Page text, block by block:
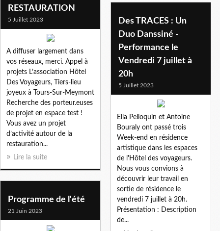
RESTAURATION
5 Juillet 2023
A diffuser largement dans
vos réseaux, merci. Appel à
projets L’association Hôtel
Des Voyageurs, Tiers-lieu
joyeux à Tours-Sur-Meymont
Recherche des porteur.euses
de projet en espace test !
Vous avez un projet
d’activité autour de la
restauration...
Lire la suite
Des TRACES : Un
Duo Danssiné -
Performance le
Vendredi 7 juillet à
20h
5 Juillet 2023
Ella Pelloquin et Antoine
Bouraly ont passé trois
Week-end en résidence
artistique dans les espaces
de l'Hôtel des voyageurs.
Nous vous convions à
découvrir leur travail en
sortie de résidence le
vendredi 7 juillet à 20h.
Présentation : Description
de...
Programme de l'été
21 Juin 2023